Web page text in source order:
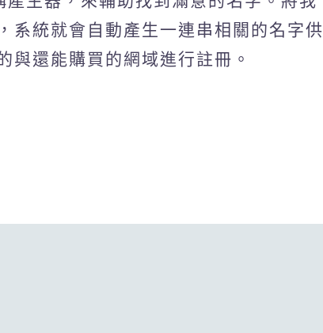
系統就會自動產生一連串相關的名字供
與還能購買的網域進行註冊。